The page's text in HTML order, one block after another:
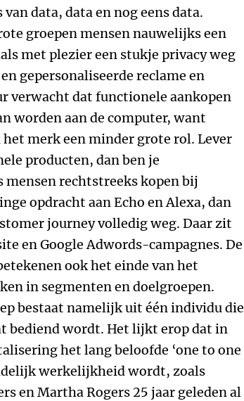
data, data en nog eens data.
groepen mensen nauwelijks een
met plezier een stukje privacy weg
gepersonaliseerde reclame en
verwacht dat functionele aankopen
worden aan de computer, want
merk een minder grote rol. Lever
producten, dan ben je
mensen rechtstreeks kopen bij
opdracht aan Echo en Alexa, dan
journey volledig weg. Daar zit
en Google Adwords-campagnes. De
ook het einde van het
in segmenten en doelgroepen.
bestaat namelijk uit één individu die
bediend wordt. Het lijkt erop dat in
het lang beloofde ‘one to one
werkelijkheid wordt, zoals
en Martha Rogers 25 jaar geleden al